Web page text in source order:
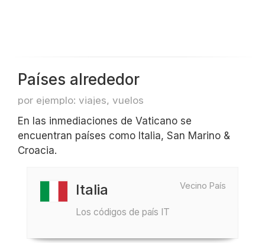
Países alrededor
por ejemplo: viajes, vuelos
En las inmediaciones de Vaticano se
encuentran países como Italia, San Marino &
Croacia.
Vecino País
Italia
Los códigos de país IT